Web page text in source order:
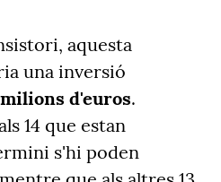
aquesta
una inversió
d'euros.
14 que estan
s'hi poden